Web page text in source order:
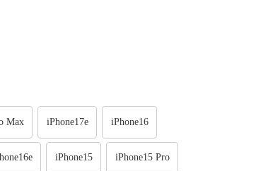
Max iPhone17e iPhone16
iPhone15 iPhone15 Pro